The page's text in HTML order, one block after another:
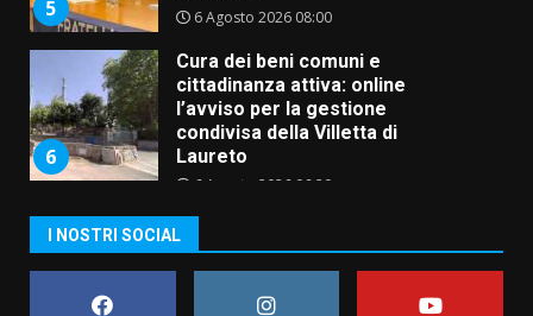
5 6 Agosto 2026 08:00
6
Cura dei beni comuni e
cittadinanza attiva: online
l’avviso per la gestione
condivisa della Villetta di
Laureto
6 Agosto 2026 06:20
assoluta de “L’Albergo
Belvedere. Il rapimento”
6 Agosto 2026 06:15
I NOSTRI SOCIAL